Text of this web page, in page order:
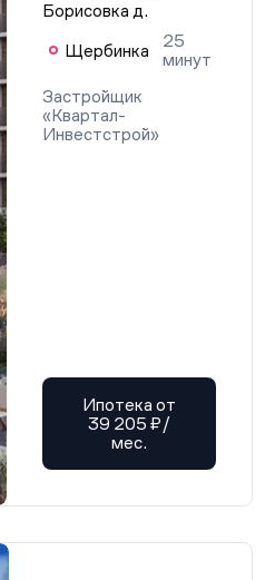
Борисовка д.
Щербинка
25
минут
Застройщик
«Квартал-
Инвестстрой»
Ипотека от
39 205 ₽/
мес.